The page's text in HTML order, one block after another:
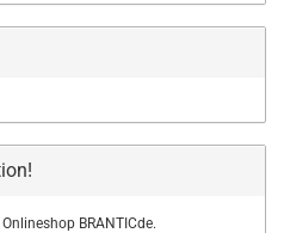
BRANTICde.